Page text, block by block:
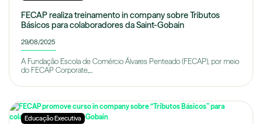
FECAP realiza treinamento in company sobre Tributos
Básicos para colaboradores da Saint-Gobain
29/08/2025
A Fundação Escola de Comércio Álvares Penteado (FECAP), por meio
do FECAP Corporate,...
Educação Executiva